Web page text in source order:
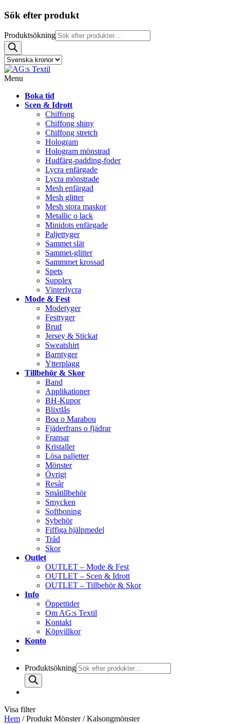
Sök efter produkt
Produktsökning
Menu
Boka tid
Scen & Idrott
Chiffong
Chiffong shiny
Chiffong stretch
Hologram
Hologram mönstrad
Hudfärg-padding-foder
Lycra enfärgade
Lycra mönstrade
Mesh enfärgad
Mesh glitter
Mesh stora maskor
Metallic o lack
Minidots enfärgade
Paljettyger
Sammet slät
Sammet-glitter
Sammmet krossad
Spets
Supplex
Vinterlycra
Mode & Fest
Modetyger
Festtyger
Brud
Jersey & Stickat
Sweatshirt
Barntyger
Ytterplagg
Tillbehör & Skor
Band
Applikationer
BH-Kupor
Blixtlås
Boa o Marabou
Fjäderfrans o fjädrar
Fransar
Kristaller
Lösa paljetter
Mönster
Övrigt
Resår
Småtillbehör
Smycken
Softboning
Sybehör
Fiffiga hjälpmedel
Tråd
Skor
Outlet
OUTLET – Mode & Fest
OUTLET – Scen & Idrott
OUTLET – Tillbehör & Skor
Info
Öppettider
Om AG:s Textil
Kontakt
Köpvillkor
Konto
Produktsökning
Visa filter
Hem / Produkt Mönster / Kalsongmönster